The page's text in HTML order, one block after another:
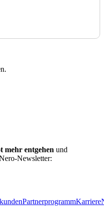
mehr entgehen und
Newsletter:
PartnerprogrammKarriere